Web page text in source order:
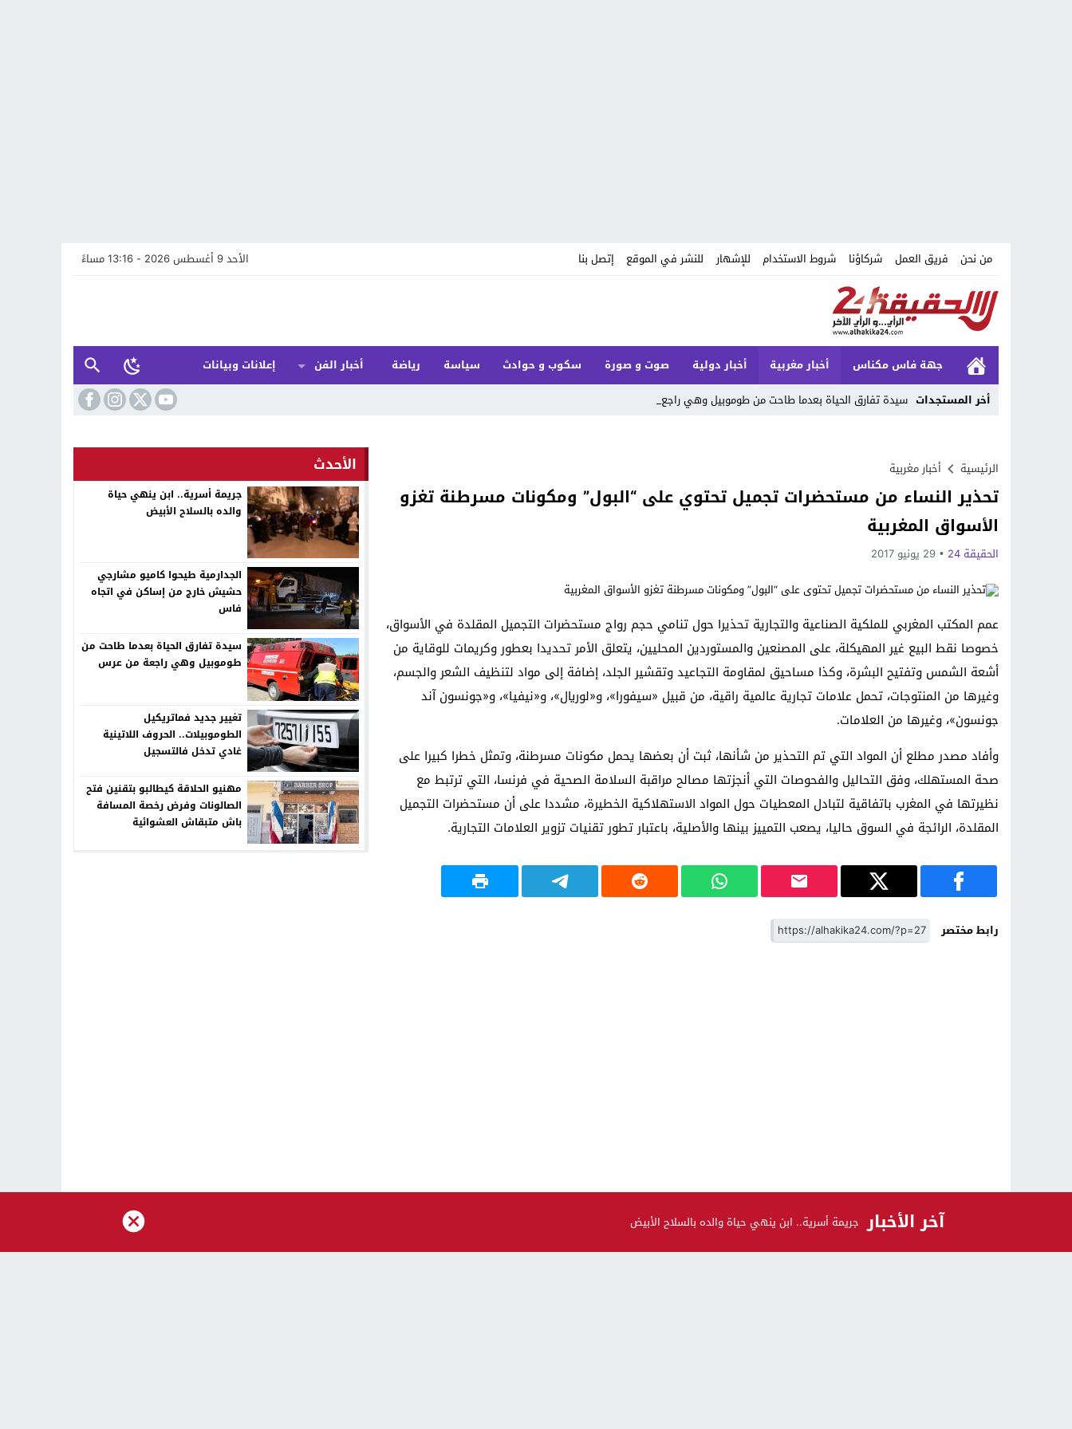
من نحن فريق العمل شركاؤنا شروط الاستخدام للإشهار للنشر في الموقع إتصل بنا الأحد 9 أغسطس 2026 - 13:16 مساءً
جهة فاس مكناس أخبار مغربية أخبار دولية صوت و صورة سكوب و حوادث سياسة رياضة أخبار الفن
إعلانات وبيانات
أخر المستجدات سيدة تفارق الحياة بعدما طاحت من طوموبيل وهي راجعة من _
Previous
Next
الرئيسية أخبار مغربية
تحذير النساء من مستحضرات تجميل تحتوي على “البول” ومكونات مسرطنة تغزو
الأسواق المغربية
الحقيقة 24 29 يونيو 2017
عمم المكتب المغربي للملكية الصناعية والتجارية تحذيرا حول تنامي حجم رواج مستحضرات التجميل المقلدة في الأسواق،
خصوصا نقط البيع غير المهيكلة، على المصنعين والمستوردين المحليين، يتعلق الأمر تحديدا بعطور وكريمات للوقاية من
أشعة الشمس وتفتيح البشرة، وكذا مساحيق لمقاومة التجاعيد وتقشير الجلد، إضافة إلى مواد لتنظيف الشعر والجسم،
وغيرها من المنتوجات، تحمل علامات تجارية عالمية راقية، من قبيل «سيفورا»، و«لوريال»، و«نيفيا»، و«جونسون آند
جونسون»، وغيرها من العلامات.
وأفاد مصدر مطلع أن المواد التي تم التحذير من شأنها، ثبت أن بعضها يحمل مكونات مسرطنة، وتمثل خطرا كبيرا على
صحة المستهلك، وفق التحاليل والفحوصات التي أنجزتها مصالح مراقبة السلامة الصحية في فرنسا، التي ترتبط مع
نظيرتها في المغرب باتفاقية لتبادل المعطيات حول المواد الاستهلاكية الخطيرة، مشددا على أن مستحضرات التجميل
المقلدة، الرائجة في السوق حاليا، يصعب التمييز بينها والأصلية، باعتبار تطور تقنيات تزوير العلامات التجارية.
رابط مختصر
الأحدث
جريمة أسرية.. ابن ينهي حياة
والده بالسلاح الأبيض
الجدارمية طيحوا كاميو مشارجي
حشيش خارج من إساكن في اتجاه
فاس
سيدة تفارق الحياة بعدما طاحت من
طوموبيل وهي راجعة من عرس
تغيير جديد فماتريكيل
الطوموبيلات.. الحروف اللاتينية
غادي تدخل فالتسجيل
مهنيو الحلاقة كيطالبو بتقنين فتح
الصالونات وفرض رخصة المسافة
باش متبقاش العشوائية
آخر الأخبار جريمة أسرية.. ابن ينهي حياة والده بالسلاح الأبيض